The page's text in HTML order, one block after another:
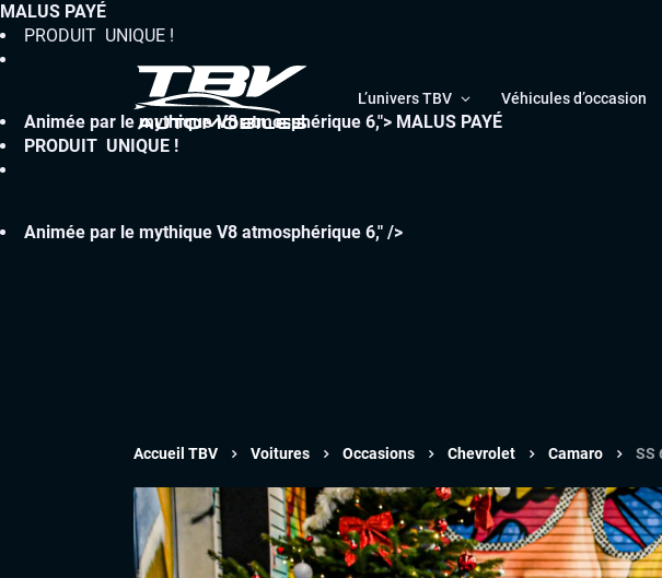
MALUS PAYÉ
PRODUIT UNIQUE !
Animée par le mythique V8 atmosphérique 6,"> MALUS PAYÉ
PRODUIT UNIQUE !
Animée par le mythique V8 atmosphérique 6," />
L’univers TBV Véhicules d’occasion
Accueil TBV Voitures Occasions Chevrolet Camaro SS